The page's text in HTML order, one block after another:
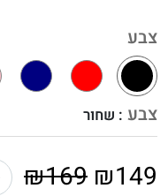
צבע
צבע : שחור
₪149
₪169